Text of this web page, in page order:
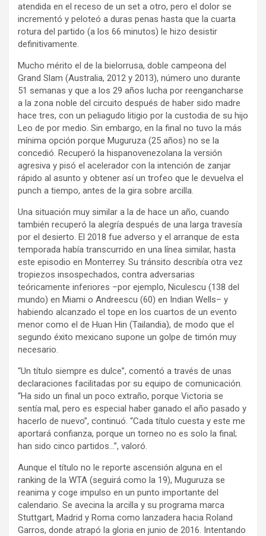
atendida en el receso de un set a otro, pero el dolor se
incrementó y peloteó a duras penas hasta que la cuarta
rotura del partido (a los 66 minutos) le hizo desistir
definitivamente.
Mucho mérito el de la bielorrusa, doble campeona del
Grand Slam (Australia, 2012 y 2013), número uno durante
51 semanas y que a los 29 años lucha por reengancharse
a la zona noble del circuito después de haber sido madre
hace tres, con un peliagudo litigio por la custodia de su hijo
Leo de por medio. Sin embargo, en la final no tuvo la más
mínima opción porque Muguruza (25 años) no se la
concedió. Recuperó la hispanovenezolana la versión
agresiva y pisó el acelerador con la intención de zanjar
rápido al asunto y obtener así un trofeo que le devuelva el
punch a tiempo, antes de la gira sobre arcilla.
Una situación muy similar a la de hace un año, cuando
también recuperó la alegría después de una larga travesía
por el desierto. El 2018 fue adverso y el arranque de esta
temporada había transcurrido en una línea similar, hasta
este episodio en Monterrey. Su tránsito describía otra vez
tropiezos insospechados, contra adversarias
teóricamente inferiores –por ejemplo, Niculescu (138 del
mundo) en Miami o Andreescu (60) en Indian Wells– y
habiendo alcanzado el tope en los cuartos de un evento
menor como el de Huan Hin (Tailandia), de modo que el
segundo éxito mexicano supone un golpe de timón muy
necesario.
“Un título siempre es dulce”, comentó a través de unas
declaraciones facilitadas por su equipo de comunicación.
“Ha sido un final un poco extraño, porque Victoria se
sentía mal, pero es especial haber ganado el año pasado y
hacerlo de nuevo”, continuó. “Cada título cuesta y este me
aportará confianza, porque un torneo no es solo la final;
han sido cinco partidos…”, valoró.
Aunque el título no le reporte ascensión alguna en el
ranking de la WTA (seguirá como la 19), Muguruza se
reanima y coge impulso en un punto importante del
calendario. Se avecina la arcilla y su programa marca
Stuttgart, Madrid y Roma como lanzadera hacia Roland
Garros, donde atrapó la gloria en junio de 2016. Intentando